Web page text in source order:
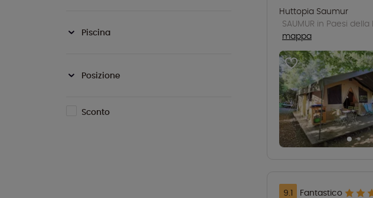
Piscina
Posizione
Sconto
Huttopia Saumur
SAUMUR in Paesi della
mappa
9.1 Fantastico